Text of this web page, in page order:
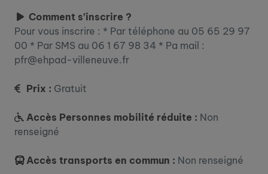
Comment s’inscrire ?
Pour vous inscrire : * Par téléphone au 05 65 29 97
00 * Par SMS au 06 1 67 98 34 * Pa mail :
pfr@ehpad-villeneuve.fr
Prix : Gratuit
Accès Personnes mobilité réduite : Non
renseigné
Accès transports en commun : Non renseigné